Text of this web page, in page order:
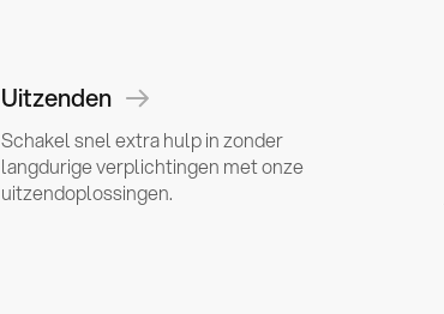
Uitzenden
Schakel snel extra hulp in zonder
langdurige verplichtingen met onze
uitzendoplossingen.